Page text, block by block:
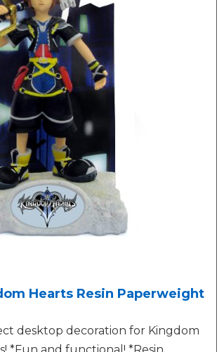
Hearts Resin Paperweight
desktop decoration for Kingdom
*Fun and functional! *Resin